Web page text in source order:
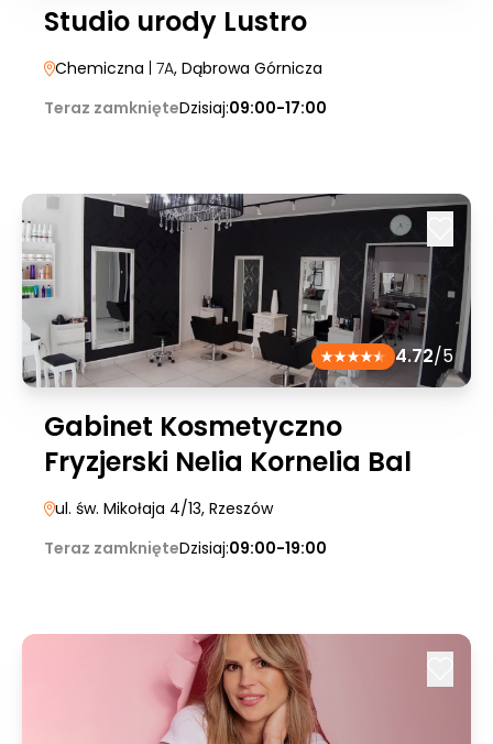
Studio urody Lustro
Chemiczna | 7A, Dąbrowa Górnicza
Teraz zamknięteDzisiaj:09:00-17:00
4.72/5
Gabinet Kosmetyczno
Fryzjerski Nelia Kornelia Bal
ul. św. Mikołaja 4/13, Rzeszów
Teraz zamknięteDzisiaj:09:00-19:00